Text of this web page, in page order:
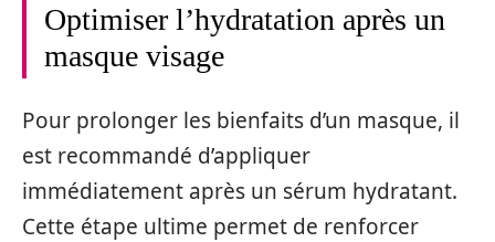
Optimiser l’hydratation après un
masque visage
Pour prolonger les bienfaits d’un masque, il
est recommandé d’appliquer
immédiatement après un sérum hydratant.
Cette étape ultime permet de renforcer